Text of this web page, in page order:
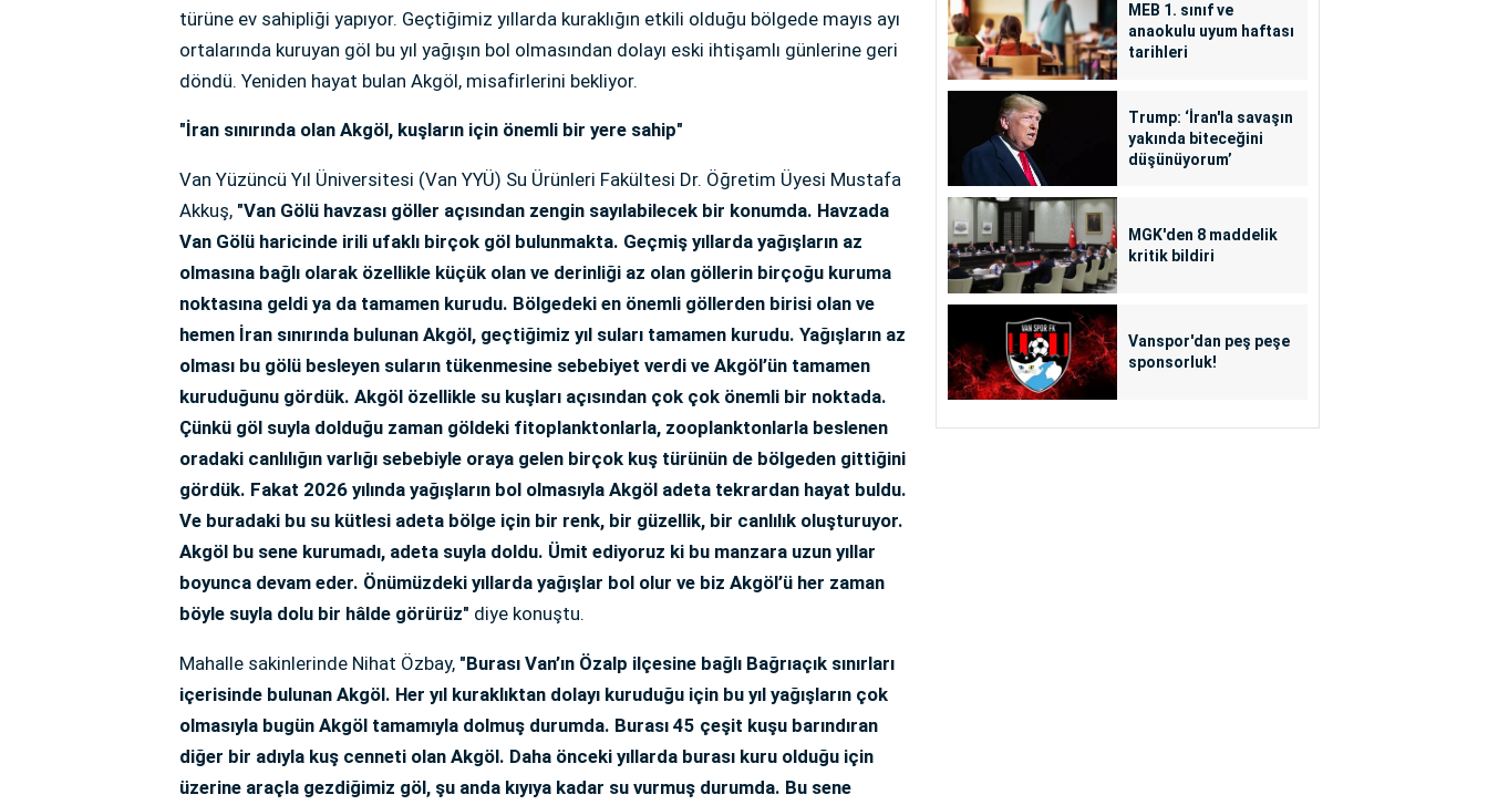
türüne ev sahipliği yapıyor. Geçtiğimiz yıllarda kuraklığın etkili olduğu bölgede mayıs ayı
ortalarında kuruyan göl bu yıl yağışın bol olmasından dolayı eski ihtişamlı günlerine geri
döndü. Yeniden hayat bulan Akgöl, misafirlerini bekliyor.
"İran sınırında olan Akgöl, kuşların için önemli bir yere sahip"
Van Yüzüncü Yıl Üniversitesi (Van YYÜ) Su Ürünleri Fakültesi Dr. Öğretim Üyesi Mustafa
Akkuş, "Van Gölü havzası göller açısından zengin sayılabilecek bir konumda. Havzada
Van Gölü haricinde irili ufaklı birçok göl bulunmakta. Geçmiş yıllarda yağışların az
olmasına bağlı olarak özellikle küçük olan ve derinliği az olan göllerin birçoğu kuruma
noktasına geldi ya da tamamen kurudu. Bölgedeki en önemli göllerden birisi olan ve
hemen İran sınırında bulunan Akgöl, geçtiğimiz yıl suları tamamen kurudu. Yağışların az
olması bu gölü besleyen suların tükenmesine sebebiyet verdi ve Akgöl’ün tamamen
kuruduğunu gördük. Akgöl özellikle su kuşları açısından çok çok önemli bir noktada.
Çünkü göl suyla dolduğu zaman göldeki fitoplanktonlarla, zooplanktonlarla beslenen
oradaki canlılığın varlığı sebebiyle oraya gelen birçok kuş türünün de bölgeden gittiğini
gördük. Fakat 2026 yılında yağışların bol olmasıyla Akgöl adeta tekrardan hayat buldu.
Ve buradaki bu su kütlesi adeta bölge için bir renk, bir güzellik, bir canlılık oluşturuyor.
Akgöl bu sene kurumadı, adeta suyla doldu. Ümit ediyoruz ki bu manzara uzun yıllar
boyunca devam eder. Önümüzdeki yıllarda yağışlar bol olur ve biz Akgöl’ü her zaman
böyle suyla dolu bir hâlde görürüz" diye konuştu.
Mahalle sakinlerinde Nihat Özbay, "Burası Van’ın Özalp ilçesine bağlı Bağrıaçık sınırları
içerisinde bulunan Akgöl. Her yıl kuraklıktan dolayı kuruduğu için bu yıl yağışların çok
olmasıyla bugün Akgöl tamamıyla dolmuş durumda. Burası 45 çeşit kuşu barındıran
diğer bir adıyla kuş cenneti olan Akgöl. Daha önceki yıllarda burası kuru olduğu için
üzerine araçla gezdiğimiz göl, şu anda kıyıya kadar su vurmuş durumda. Bu sene
MEB 1. sınıf ve
anaokulu uyum haftası
tarihleri
Trump: ‘İran'la savaşın
yakında biteceğini
düşünüyorum’
MGK'den 8 maddelik
kritik bildiri
Vanspor'dan peş peşe
sponsorluk!